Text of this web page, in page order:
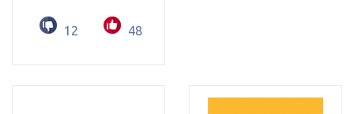
12 48